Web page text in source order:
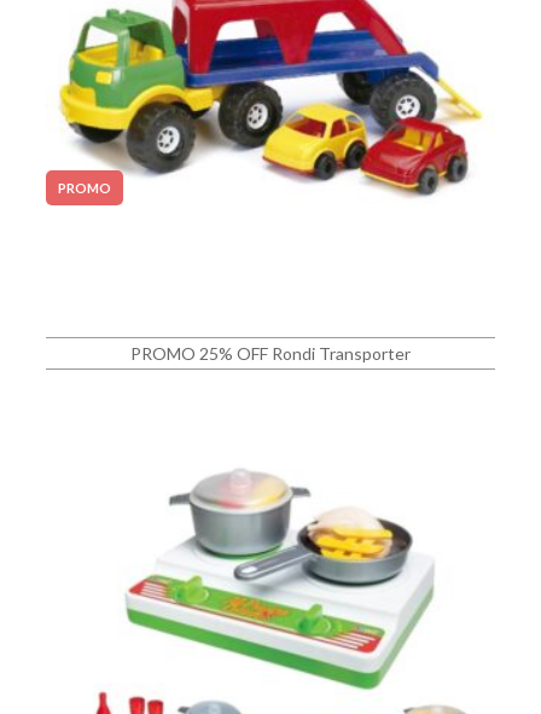
PROMO
PROMO 25% OFF Rondi Transporter